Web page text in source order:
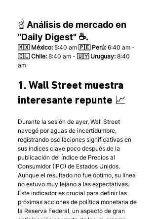
☝️ Análisis de mercado en
"Daily Digest" ☕.
🇲🇽 México: 5:40 am 🇵🇪 Perú: 6:40 am -
🇨🇱 Chile: 8:40 am - 🇺🇾 Uruguay: 8:40
am
1. Wall Street muestra
interesante repunte 📈
Durante la sesión de ayer, Wall Street
navegó por aguas de incertidumbre,
registrando oscilaciones significativas en
sus índices clave poco después de la
publicación del Índice de Precios al
Consumidor (IPC) de Estados Unidos.
Aunque el resultado no fue óptimo, su línea
no estuvo muy lejano a las expectativas.
Este indicador es crucial para definir las
próximas acciones de política monetaria de
la Reserva Federal, un aspecto de gran